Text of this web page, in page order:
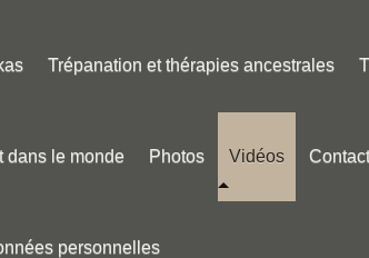
Trépanation et thérapies ancestrales
dans le monde Photos Vidéos Contact
personnelles